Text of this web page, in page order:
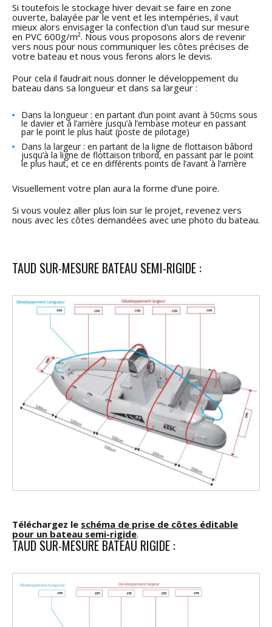
Si toutefois le stockage hiver devait se faire en zone
ouverte, balayée par le vent et les intempéries, il vaut
mieux alors envisager la confection d'un taud sur mesure
en PVC 600g/m². Nous vous proposons alors de revenir
vers nous pour nous communiquer les côtes précises de
votre bateau et nous vous ferons alors le devis.
Pour cela il faudrait nous donner le développement du
bateau dans sa longueur et dans sa largeur :
Dans la longueur : en partant d’un point avant à 50cms sous
le davier et à l’arrière jusqu’à l’embase moteur en passant
par le point le plus haut (poste de pilotage)
Dans la largeur : en partant de la ligne de flottaison bâbord
jusqu’à la ligne de flottaison tribord, en passant par le point
le plus haut, et ce en différents points de l’avant à l’arrière
Visuellement votre plan aura la forme d’une poire.
Si vous voulez aller plus loin sur le projet, revenez vers
nous avec les côtes demandées avec une photo du bateau.
TAUD SUR-MESURE BATEAU SEMI-RIGIDE :
Téléchargez le schéma de prise de côtes éditable
pour un bateau semi-rigide.
TAUD SUR-MESURE BATEAU RIGIDE :